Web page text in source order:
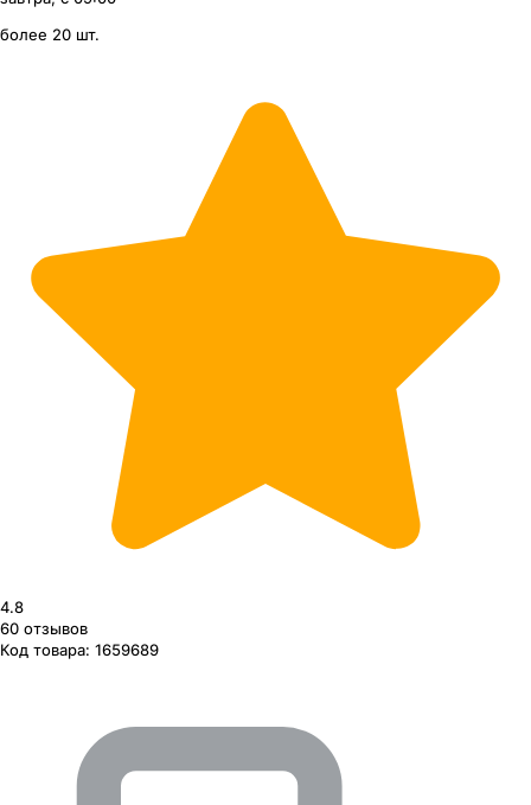
более 20 шт.
4.8
60 отзывов
Код товара: 1659689